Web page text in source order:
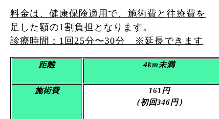
料金は、健康保険適用で、施術費と往療費を
足した額の1割負担となります。
診療時間：1回25分〜30分 ※延長できます
距離 4km未満
施術費
161円
（初回346円）